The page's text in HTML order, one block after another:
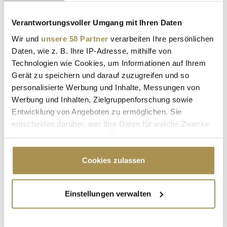
Verantwortungsvoller Umgang mit Ihren Daten
Wir und unsere 58 Partner verarbeiten Ihre persönlichen
Daten, wie z. B. Ihre IP-Adresse, mithilfe von
Technologien wie Cookies, um Informationen auf Ihrem
Gerät zu speichern und darauf zuzugreifen und so
personalisierte Werbung und Inhalte, Messungen von
Werbung und Inhalten, Zielgruppenforschung sowie
Entwicklung von Angeboten zu ermöglichen. Sie
entscheiden darüber, wer Ihre Daten für welche Zwecke
Cookie-Erklärung oder durch Klicken auf das Privacy
Trigger Symbol ändern oder widerrufen
Informationen über Ihre geografische Lage
erfassen, welche bis auf einige Meter genau sein
Cookies zulassen
Einstellungen verwalten